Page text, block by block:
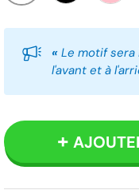
Blanc Noir Rose
« Le motif sera
l'avant et à